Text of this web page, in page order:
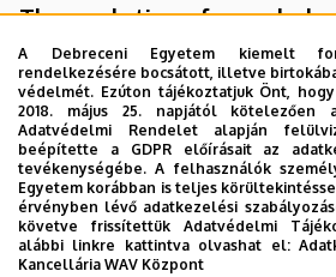
The evolution of
in birds
Andrew
(Milner Centre for Evolution,
UK)
Az előadás az előadó
fejleményeit fogja tartalmazni,
nem publikált, ezért az
személyes jelenléttel tekinthető meg.
A Debreceni Egyetem kiemelt
rendelkezésére bocsátott, illetve
védelmét. Ezúton tájékoztatjuk Önt,
2018. május 25. napjától kötelezően
Adatvédelmi Rendelet alapján
beépítette a GDPR előírásait az
tevékenységébe. A felhasználók
Egyetem korábban is teljes
érvényben lévő adatkezelési
követve frissítettük Adatvédelmi
alábbi linkre kattintva olvashat el:
Kancellária WAV Központ